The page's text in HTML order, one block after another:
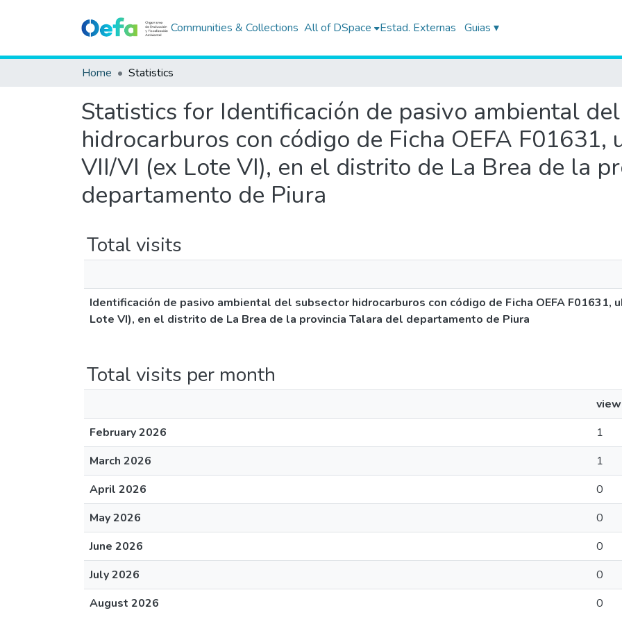
Communities & Collections All of DSpace Estad. Externas Guias ▾
Home Statistics
Statistics for Identificación de pasivo ambiental
hidrocarburos con código de Ficha OEFA F01631,
VII/VI (ex Lote VI), en el distrito de La Brea de la
departamento de Piura
Total visits
Identificación de pasivo ambiental del subsector hidrocarburos con código de Ficha OEFA F01631,
Lote VI), en el distrito de La Brea de la provincia Talara del departamento de Piura
Total visits per month
February 2026
1
March 2026
1
April 2026
0
May 2026
0
June 2026
0
July 2026
0
August 2026
0